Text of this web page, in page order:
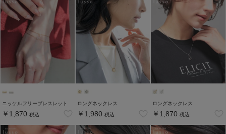
ニッケルフリーブレスレット
￥1,870 税込
ロングネックレス
￥1,980 税込
ロングネックレス
￥1,870 税込